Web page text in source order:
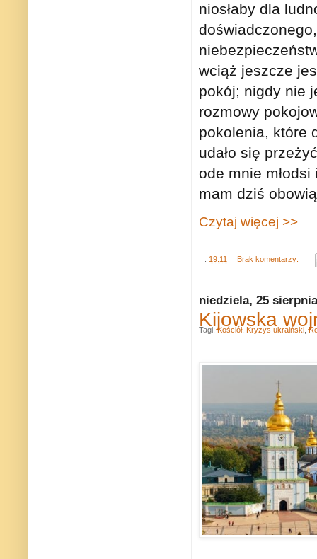
niosłaby dla
wciąż jeszcze
pokój; nigdy nie
rozmowy
pokolenia, które
udało się
ode mnie
mam dziś
Czytaj więcej >>
19:11 Brak komentarzy:
niedziela, 25
Kijowska
Tagi:Kościół, Kryzys ukraiński ,